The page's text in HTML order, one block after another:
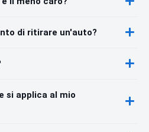
di ritirare un'auto?
si applica al mio